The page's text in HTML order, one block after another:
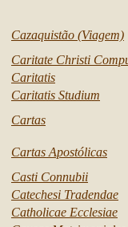
Cazaquistão (Viagem)
Caritate Christi
Caritatis
Caritatis Studium
Cartas
Cartas Apostólicas
Casti Connubii
Catechesi Tradendae
Catholicae Ecclesiae